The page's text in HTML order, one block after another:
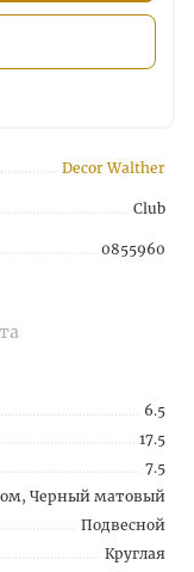
Decor Walther
Club
0855960
6.5
17.5
7.5
Черный матовый
Подвесной
Круглая